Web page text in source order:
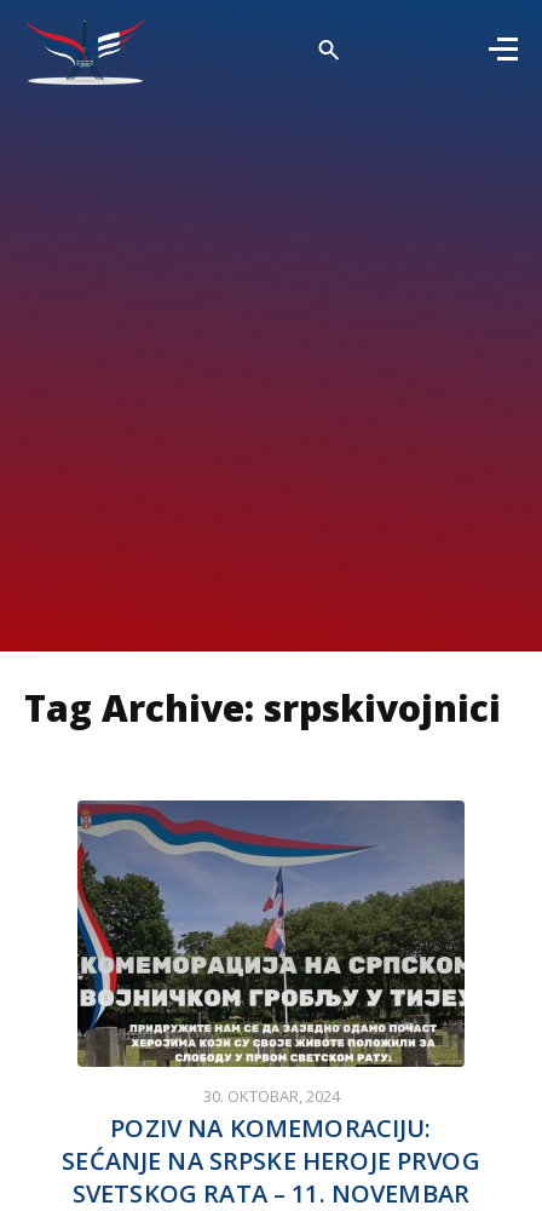
Tag Archive: srpskivojnici
30. OKTOBAR, 2024
POZIV NA KOMEMORACIJU:
SEĆANJE NA SRPSKE HEROJE PRVOG
SVETSKOG RATA – 11. NOVEMBAR